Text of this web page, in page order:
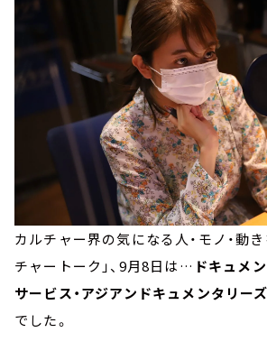
カルチャー界の気になる人・モノ・動
チャートーク」、9月8日は… ドキュメ
サービス・アジアンドキュメンタリー
でした。